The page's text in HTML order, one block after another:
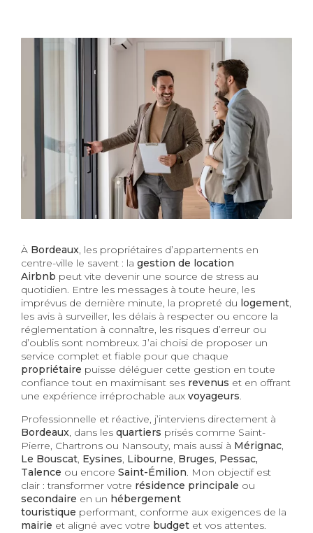
À Bordeaux, les propriétaires d’appartements en
centre-ville le savent : la gestion de location
Airbnb peut vite devenir une source de stress au
quotidien. Entre les messages à toute heure, les
imprévus de dernière minute, la propreté du logement,
les avis à surveiller, les délais à respecter ou encore la
réglementation à connaître, les risques d’erreur ou
d’oublis sont nombreux. J’ai choisi de proposer un
service complet et fiable pour que chaque
propriétaire puisse déléguer cette gestion en toute
confiance tout en maximisant ses revenus et en offrant
une expérience irréprochable aux voyageurs.
Professionnelle et réactive, j’interviens directement à
Bordeaux, dans les quartiers prisés comme Saint-
Pierre, Chartrons ou Nansouty, mais aussi à Mérignac,
Le Bouscat, Eysines, Libourne, Bruges, Pessac,
Talence ou encore Saint-Émilion. Mon objectif est
clair : transformer votre résidence principale ou
secondaire en un hébergement
touristique performant, conforme aux exigences de la
mairie et aligné avec votre budget et vos attentes.